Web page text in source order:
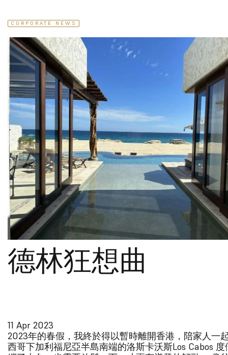
CORPORATE NEWS
德林狂想曲
11 Apr 2023
2023年的春假，我終於得以暫時離開香港，陪家人一
西哥下加利福尼亞半島南端的洛斯卡沃斯Los Cabos